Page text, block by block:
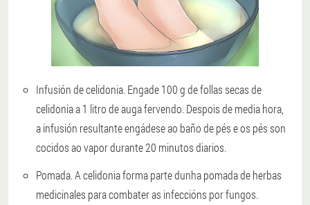
Infusión de celidonia. Engade 100 g de follas secas de
celidonia a 1 litro de auga fervendo. Despois de media hora,
a infusión resultante engádese ao baño de pés e os pés son
cocidos ao vapor durante 20 minutos diarios.
Pomada. A celidonia forma parte dunha pomada de herbas
medicinales para combater as infeccións por fungos.